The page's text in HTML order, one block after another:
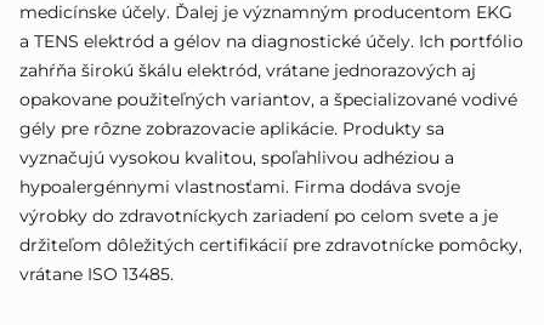
medicínske účely. Ďalej je významným producentom EKG
a TENS elektród a gélov na diagnostické účely. Ich portfólio
zahŕňa širokú škálu elektród, vrátane jednorazových aj
opakovane použiteľných variantov, a špecializované vodivé
gély pre rôzne zobrazovacie aplikácie. Produkty sa
vyznačujú vysokou kvalitou, spoľahlivou adhéziou a
hypoalergénnymi vlastnosťami. Firma dodáva svoje
výrobky do zdravotníckych zariadení po celom svete a je
držiteľom dôležitých certifikácií pre zdravotnícke pomôcky,
vrátane ISO 13485.